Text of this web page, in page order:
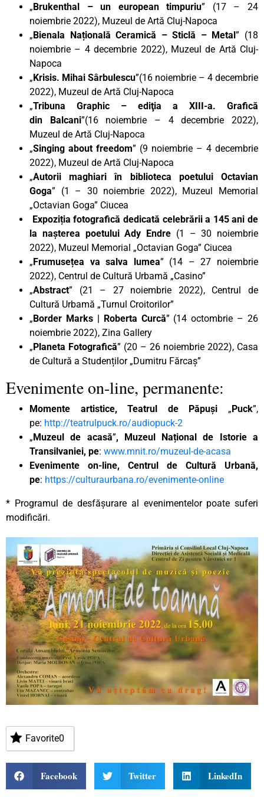
„Brukenthal – un european timpuriu” (17 – 24
noiembrie 2022), Muzeul de Artă Cluj-Napoca
„Bienala Națională Ceramică – Sticlă – Metal” (18
noiembrie – 4 decembrie 2022), Muzeul de Artă Cluj-
Napoca
„Krisis. Mihai Sârbulescu”(16 noiembrie – 4 decembrie
2022), Muzeul de Artă Cluj-Napoca
„Tribuna Graphic – ediţia a XIII-a. Grafică
din
Balcani”(16 noiembrie – 4 decembrie 2022),
Muzeul de Artă Cluj-Napoca
„Singing about freedom” (9 noiembrie – 4 decembrie
2022), Muzeul de Artă Cluj-Napoca
„Autorii maghiari în biblioteca poetului Octavian
Goga” (1 – 30 noiembrie 2022), Muzeul Memorial
„Octavian Goga” Ciucea
Expoziția fotografică dedicată celebrării a 145 ani de
la nașterea poetului Ady Endre (1 – 30 noiembrie
2022), Muzeul Memorial „Octavian Goga” Ciucea
„Frumusețea va salva lumea” (14 – 27 noiembrie
2022), Centrul de Cultură Urbamă „Casino”
„Abstract” (21 – 27 noiembrie 2022), Centrul de
Cultură Urbamă „Turnul Croitorilor”
„Border Marks | Roberta Curcă” (14 octombrie – 26
noiembrie 2022), Zina Gallery
„Planeta Fotografică” (20 – 26 noiembrie 2022), Casa
de Cultură a Studenților „Dumitru Fărcaș”
Evenimente on-line, permanente:
Momente artistice, Teatrul de Păpuși „Puck”,
pe: http://teatrulpuck.ro/audiopuck-2
„Muzeul de acasă”, Muzeul Național de Istorie a
Transilvaniei, pe: www.mnit.ro/muzeul-de-acasa
Evenimente on-line, Centrul de Cultură Urbană,
pe: https://culturaurbana.ro/evenimente-online
* Programul de desfășurare al evenimentelor poate suferi
modificări.
Favorite0
Facebook Twitter LinkedIn